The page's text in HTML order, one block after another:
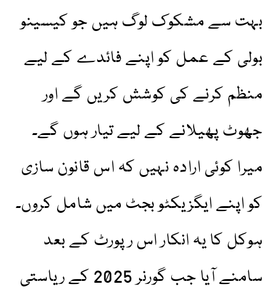
بہت سے مشکوک لوگ ہیں جو کیسینو
بولی کے عمل کو اپنے فائدے کے لیے
منظم کرنے کی کوشش کریں گے اور
جھوٹ پھیلانے کے لیے تیار ہوں گے۔
میرا کوئی ارادہ نہیں کہ اس قانون سازی
کو اپنے ایگزیکٹو بجٹ میں شامل کروں۔
ہوکل کا یہ انکار اس رپورٹ کے بعد
سامنے آیا جب گورنر 2025 کے ریاستی